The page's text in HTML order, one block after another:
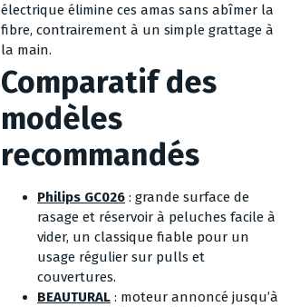
électrique élimine ces amas sans abîmer la
fibre, contrairement à un simple grattage à
la main.
Comparatif des
modèles
recommandés
Philips GC026 : grande surface de
rasage et réservoir à peluches facile à
vider, un classique fiable pour un
usage régulier sur pulls et
couvertures.
BEAUTURAL : moteur annoncé jusqu’à